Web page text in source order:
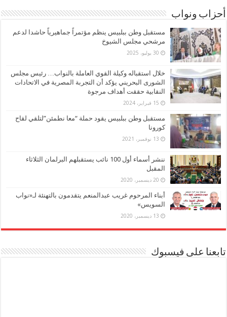
أحزاب ونواب
مستقبل وطن ببلبيس ينظم مؤتمراً جماهيرياً حاشدا لدعم
مرشحي مجلس الشيوخ
30 يوليو، 2025
خلال استقباله وكيلة القوي العاملة بالنواب… رئيس مجلس
الشورى البحريني يؤكد أن التجربة المصرية في الاتحادات
النقابية حققت أهداف مرجوة
15 فبراير، 2024
مستقبل وطن ببلبيس يقود حملة “معا نطمئن”لتلقي لقاح
كورونا
13 نوفمبر، 2021
ننشر أسماء أول 100 نائب يستقبلهم البرلمان الثلاثاء
المقبل
20 ديسمبر، 2020
أبناء المرحوم غريب عبدالمنعم يتقدمون بالتهنئة لـ«نواب
السويس»
13 ديسمبر، 2020
تابعنا على فيسبوك